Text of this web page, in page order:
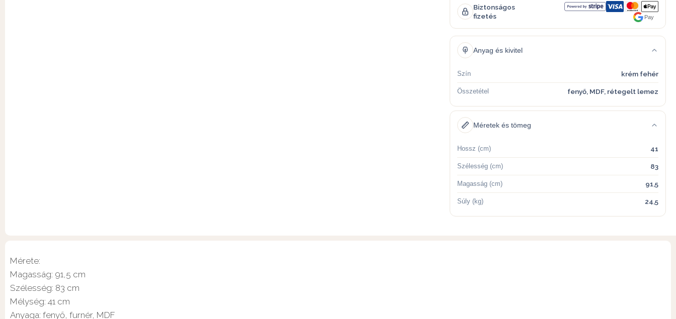
Biztonságos
fizetés
Pay
Anyag és kivitel
Szín krém fehér
Összetétel fenyő, MDF, rétegelt lemez
Méretek és tömeg
Hossz (cm) 41
Szélesség (cm) 83
Magasság (cm) 91,5
Súly (kg) 24,5
Mérete:
Magasság: 91,5 cm
Szélesség: 83 cm
Mélység: 41 cm
Anyaga: fenyő, furnér, MDF